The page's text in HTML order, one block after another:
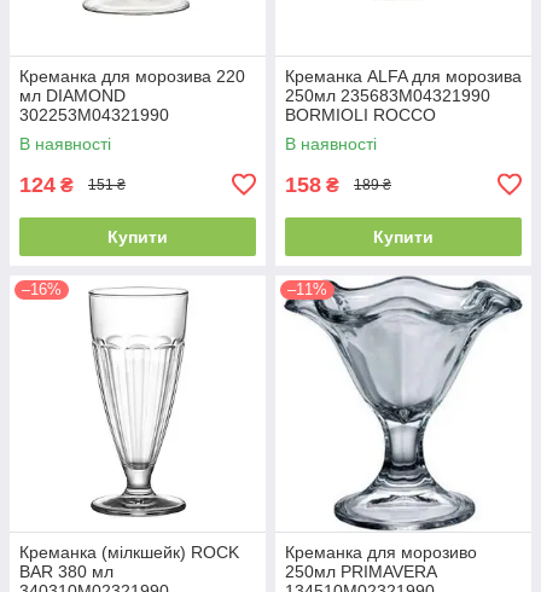
Креманка для морозива 220
мл DIAMOND
302253M04321990
BORMIOLI ROCCO
В наявності
124 ₴ 151 ₴
Купити
Креманка ALFA для морозива
250мл 235683M04321990
BORMIOLI ROCCO
В наявності
158 ₴ 189 ₴
Купити
–16%
Креманка (мілкшейк) ROCK
BAR 380 мл
–11%
Креманка для морозиво
250мл PRIMAVERA